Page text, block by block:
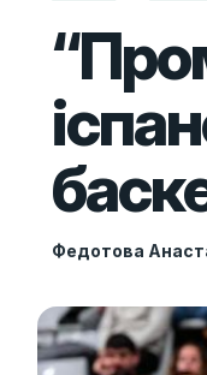
Федотова